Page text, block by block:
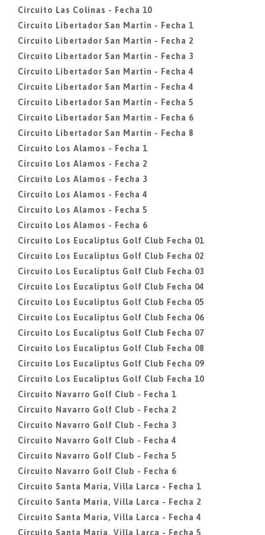
Circuito Las Colinas - Fecha 10
Circuito Libertador San Martin - Fecha 1
Circuito Libertador San Martin - Fecha 2
Circuito Libertador San Martin - Fecha 3
Circuito Libertador San Martin - Fecha 4
Circuito Libertador San Martin - Fecha 4
Circuito Libertador San Martin - Fecha 5
Circuito Libertador San Martin - Fecha 6
Circuito Libertador San Martin - Fecha 8
Circuito Los Alamos - Fecha 1
Circuito Los Alamos - Fecha 2
Circuito Los Alamos - Fecha 3
Circuito Los Alamos - Fecha 4
Circuito Los Alamos - Fecha 5
Circuito Los Alamos - Fecha 6
Circuito Los Eucaliptus Golf Club Fecha 01
Circuito Los Eucaliptus Golf Club Fecha 02
Circuito Los Eucaliptus Golf Club Fecha 03
Circuito Los Eucaliptus Golf Club Fecha 04
Circuito Los Eucaliptus Golf Club Fecha 05
Circuito Los Eucaliptus Golf Club Fecha 06
Circuito Los Eucaliptus Golf Club Fecha 07
Circuito Los Eucaliptus Golf Club Fecha 08
Circuito Los Eucaliptus Golf Club Fecha 09
Circuito Los Eucaliptus Golf Club Fecha 10
Circuito Navarro Golf Club - Fecha 1
Circuito Navarro Golf Club - Fecha 2
Circuito Navarro Golf Club - Fecha 3
Circuito Navarro Golf Club - Fecha 4
Circuito Navarro Golf Club - Fecha 5
Circuito Navarro Golf Club - Fecha 6
Circuito Santa Maria, Villa Larca - Fecha 1
Circuito Santa Maria, Villa Larca - Fecha 2
Circuito Santa Maria, Villa Larca - Fecha 4
Circuito Santa Maria, Villa Larca - Fecha 5